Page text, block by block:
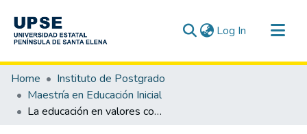
Log In (current)
Communities & Collections
All of DSpace
Statistics
Home
Instituto de Postgrado
Maestría en Educación Inicial
La educación en valores como herramienta para fomentar el comportamiento prosocial en los niños